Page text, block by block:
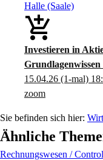
Investieren in
Grundlagenwissen
15.04.26 (1-mal)
zoom
Halle (Saale)
Ähnliche
Rechnungswesen /